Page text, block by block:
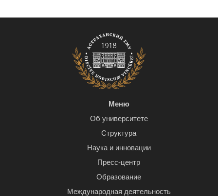
Меню
Об университете
Структура
Наука и инновации
Пресс-центр
Образование
Международная деятельность